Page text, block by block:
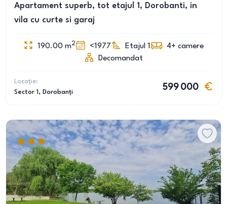
Apartament superb, tot etajul 1, Dorobanti, in
vila cu curte si garaj
190.00 m2 <1977 Etajul 1 4+ camere
Decomandat
Locație:
Sector 1 , Dorobanți
599 000